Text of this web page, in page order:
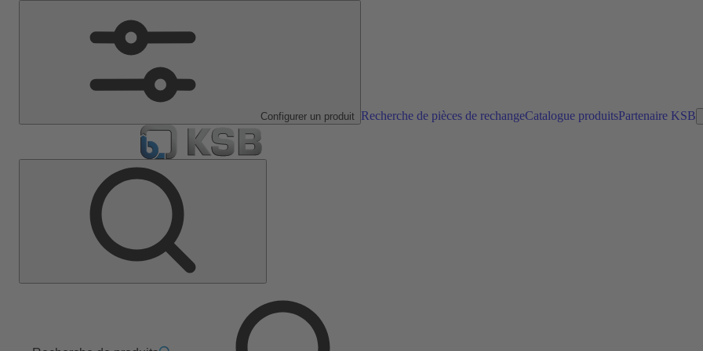
Configurer un produit Recherche de pièces de rechangeCatalogue produitsPartenaire KSB